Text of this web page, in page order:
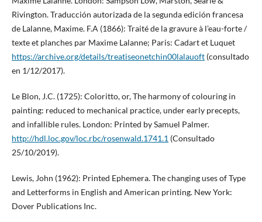
Rivington. Traducción autorizada de la segunda edición francesa
de Lalanne, Maxime. F.A (1866): Traité de la gravure à l’eau-forte /
texte et planches par Maxime Lalanne; Paris: Cadart et Luquet
https://archive.org/details/treatiseonetchin00lalauoft(consultado
en 1/12/2017).
Le Blon, J.C. (1725): Coloritto, or, The harmony of colouring in
painting: reduced to mechanical practice, under early precepts,
and infallible rules. London: Printed by Samuel Palmer.
http://hdl.loc.gov/loc.rbc/rosenwald.1741.1 (Consultado
25/10/2019).
Lewis, John (1962): Printed Ephemera. The changing uses of Type
and Letterforms in English and American printing. New York:
Dover Publications Inc.